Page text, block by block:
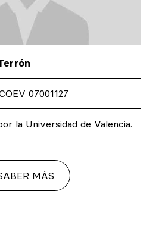
07001127
la Universidad de Valencia.
MÁS